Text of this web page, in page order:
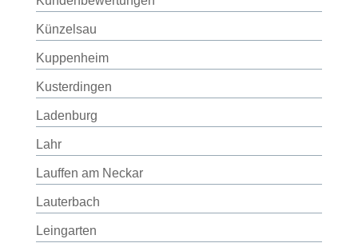
Künzelsau
Kuppenheim
Kusterdingen
Ladenburg
Lahr
Lauffen am Neckar
Lauterbach
Leingarten